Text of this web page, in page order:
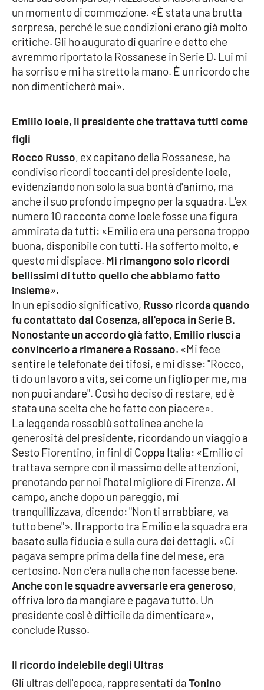
Lacplay.it
Lactv.it
Laconair.it
Lacitymag.it
Lacapitalenews.it
Ilreggino.it
Cosenzachannel.it
Ilvibonese.it
Catanzarochannel.it
APP
Android
Apple
un momento di commozione. «È stata una brutta
sorpresa, perché le sue condizioni erano già molto
critiche. Gli ho augurato di guarire e detto che
avremmo riportato la Rossanese in Serie D. Lui mi
ha sorriso e mi ha stretto la mano. È un ricordo che
non dimenticherò mai».
Emilio Ioele, il presidente che trattava tutti come
figli
Rocco Russo, ex capitano della Rossanese, ha
condiviso ricordi toccanti del presidente Ioele,
evidenziando non solo la sua bontà d'animo, ma
anche il suo profondo impegno per la squadra. L'ex
numero 10 racconta come Ioele fosse una figura
ammirata da tutti: «Emilio era una persona troppo
buona, disponibile con tutti. Ha sofferto molto, e
questo mi dispiace. Mi rimangono solo ricordi
bellissimi di tutto quello che abbiamo fatto
insieme».
In un episodio significativo, Russo ricorda quando
fu contattato dal Cosenza, all'epoca in Serie B.
Nonostante un accordo già fatto, Emilio riuscì a
convincerlo a rimanere a Rossano. «Mi fece
sentire le telefonate dei tifosi, e mi disse: "Rocco,
ti do un lavoro a vita, sei come un figlio per me, ma
non puoi andare". Così ho deciso di restare, ed è
stata una scelta che ho fatto con piacere».
La leggenda rossoblù sottolinea anche la
generosità del presidente, ricordando un viaggio a
Sesto Fiorentino, in finl di Coppa Italia: «Emilio ci
trattava sempre con il massimo delle attenzioni,
prenotando per noi l'hotel migliore di Firenze. Al
campo, anche dopo un pareggio, mi
tranquillizzava, dicendo: "Non ti arrabbiare, va
tutto bene"». Il rapporto tra Emilio e la squadra era
basato sulla fiducia e sulla cura dei dettagli. «Ci
pagava sempre prima della fine del mese, era
certosino. Non c'era nulla che non facesse bene.
Anche con le squadre avversarie era generoso,
offriva loro da mangiare e pagava tutto. Un
presidente così è difficile da dimenticare»,
conclude Russo.
Il ricordo indelebile degli Ultras
Gli ultras dell'epoca, rappresentati daTonino